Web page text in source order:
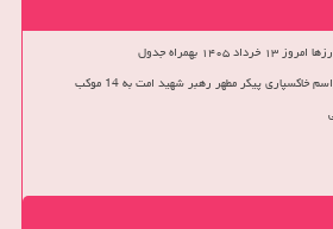
بهمراه جدول
پیکر مطهر رهبر شهید امت به 14 موکب